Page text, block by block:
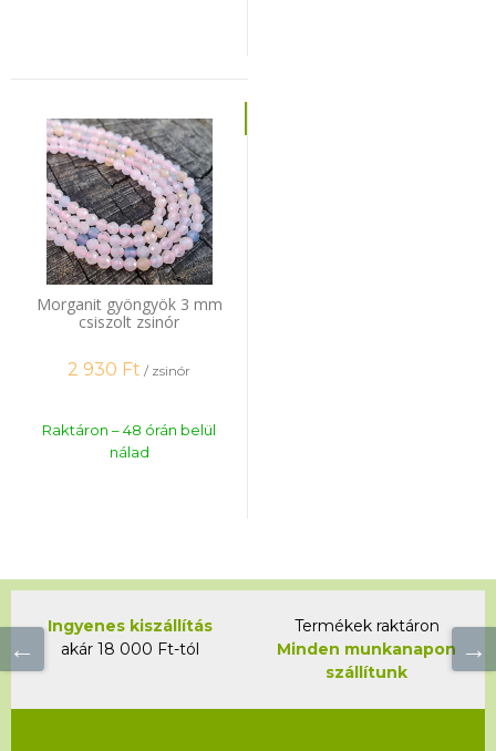
Morganit gyöngyök 3 mm
csiszolt zsinór
2 930 Ft / zsinór
Raktáron – 48 órán belül
nálad
Ingyenes kiszállítás
akár 18 000 Ft-tól
Termékek raktáron
Minden munkanapon
szállítunk